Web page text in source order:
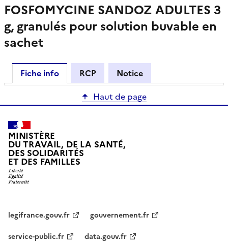
FOSFOMYCINE SANDOZ ADULTES 3
g, granulés pour solution buvable en
sachet
Fiche info RCP
Notice
Haut de page
MINISTÈRE
DU TRAVAIL, DE LA SANTÉ,
DES SOLIDARITÉS
ET DES FAMILLES
legifrance.gouv.fr
gouvernement.fr
service-public.fr
data.gouv.fr